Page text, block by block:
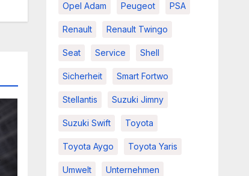
Opel Adam Peugeot PSA
Renault Renault Twingo
Seat Service Shell
Sicherheit Smart Fortwo
Stellantis Suzuki Jimny
Suzuki Swift Toyota
Toyota Aygo Toyota Yaris
Umwelt Unternehmen